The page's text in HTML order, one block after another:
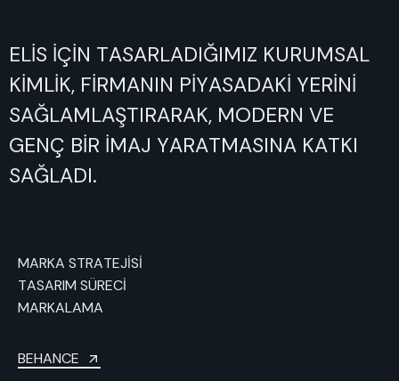
ELİS İÇİN TASARLADIĞIMIZ KURUMSAL
KİMLİK, FİRMANIN PİYASADAKİ YERİNİ
SAĞLAMLAŞTIRARAK, MODERN VE
GENÇ BİR İMAJ YARATMASINA KATKI
SAĞLADI.
MARKA STRATEJİSİ
TASARIM SÜRECİ
MARKALAMA
BEHANCE